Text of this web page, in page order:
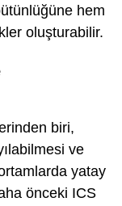
hem
oluşturabilir.
biri,
ve
yatay
önceki ICS